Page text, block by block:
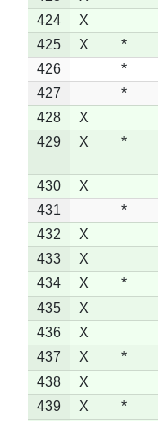
424
X
425
X *
426
*
427
*
428
X
429
X *
430 X
431
*
432
X
433
X
434
X *
435
X
436
X
437
X *
438
X
439
X *